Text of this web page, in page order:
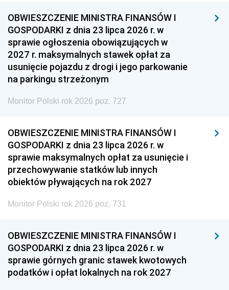
OBWIESZCZENIE MINISTRA FINANSÓW I
GOSPODARKI z dnia 23 lipca 2026 r. w
sprawie ogłoszenia obowiązujących w
2027 r. maksymalnych stawek opłat za
usunięcie pojazdu z drogi i jego parkowanie
na parkingu strzeżonym
Monitor Polski rok 2026 poz. 727
OBWIESZCZENIE MINISTRA FINANSÓW I
GOSPODARKI z dnia 23 lipca 2026 r. w
sprawie maksymalnych opłat za usunięcie i
przechowywanie statków lub innych
obiektów pływających na rok 2027
Monitor Polski rok 2026 poz. 731
OBWIESZCZENIE MINISTRA FINANSÓW I
GOSPODARKI z dnia 23 lipca 2026 r. w
sprawie górnych granic stawek kwotowych
podatków i opłat lokalnych na rok 2027